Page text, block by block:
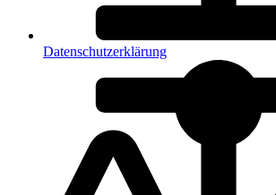
Datenschutzerklärung